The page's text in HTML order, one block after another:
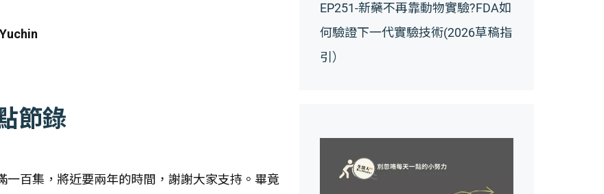
Yuchin
節錄
百集，將近要兩年的時間，謝謝大家支持。畢竟
EP251-新藥不再靠動物實驗?FDA如
何驗證下一代實驗技術(2026草稿指
引）